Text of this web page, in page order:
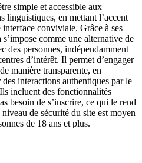
simple et accessible aux
linguistiques, en mettant l’accent
conviviale. Grâce à ses
comme une alternative de
des personnes, indépendamment
d’intérêt. Il permet d’engager
manière transparente, en
interactions authentiques par le
incluent des fonctionnalités
besoin de s’inscrire, ce qui le rend
de sécurité du site est moyen
de 18 ans et plus.